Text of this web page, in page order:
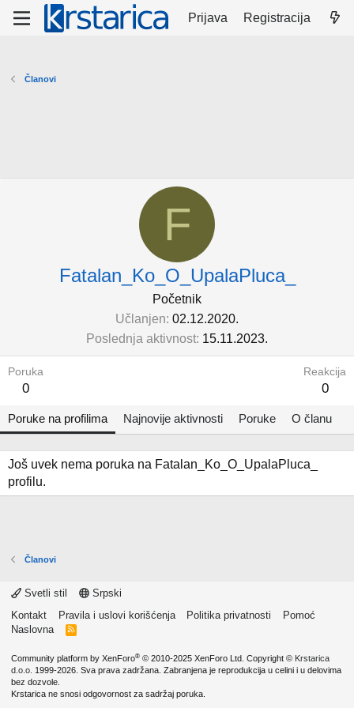
Prijava Registracija
Članovi
F
Fatalan_Ko_O_UpalaPluca_
Početnik
Učlanjen 02.12.2020.
Poslednja aktivnost 15.11.2023.
Poruka
0
Reakcija
0
Poruke na profilima Najnovije aktivnosti Poruke O članu
Još uvek nema poruka na Fatalan_Ko_O_UpalaPluca_
profilu.
Članovi
Svetli stil
Srpski
Kontakt
Pravila i uslovi korišćenja Politika privatnosti
Pomoć
Naslovna
R
Community platform by XenForo® © 2010-2025 XenForo Ltd. Copyright © Krstarica
d.o.o. 1999-2026. Sva prava zadržana. Zabranjena je reprodukcija u celini i u delovima
bez dozvole.
Krstarica ne snosi odgovornost za sadržaj poruka.